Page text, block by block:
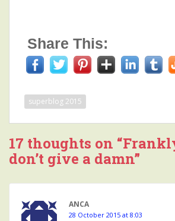
Share This:
superblog 2015
17 thoughts on “
don’t give a damn”
ANCA
28 October 2015 at 8:03